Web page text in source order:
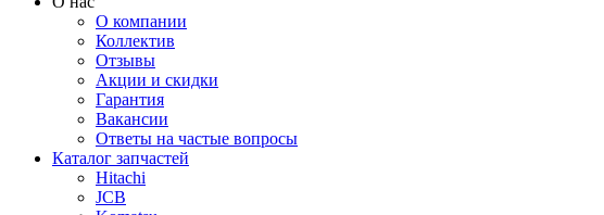
О компании
Коллектив
Отзывы
Акции и скидки
Гарантия
Вакансии
Ответы на частые вопросы
Каталог запчастей
Hitachi
JCB